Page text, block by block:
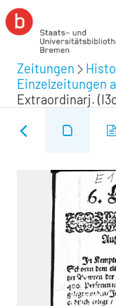
Zeitungen
Einzelzeitungen
Extraordinarj.